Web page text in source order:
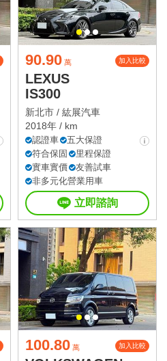
90.90 萬 加入比較
LEXUS
IS300
新北市 / 紘展汽車
2018年 / km
認證車
五大保證
符合保固
里程保證
實車實價
友善試車
非多元化營業用車
立即諮詢
100.80 萬 加入比較